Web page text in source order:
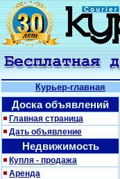
Курьер-главная
Доска объявлений
Главная страница
Дать объявление
Недвижимость
Купля - продажа
Аренда